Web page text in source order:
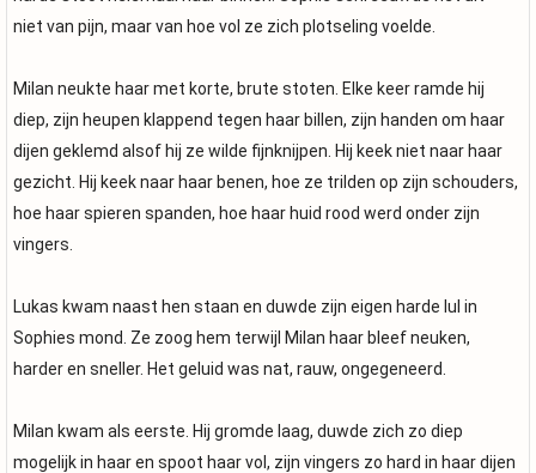
niet van pijn, maar van hoe vol ze zich plotseling voelde.
Milan neukte haar met korte, brute stoten. Elke keer ramde hij
diep, zijn heupen klappend tegen haar billen, zijn handen om haar
dijen geklemd alsof hij ze wilde fijnknijpen. Hij keek niet naar haar
gezicht. Hij keek naar haar benen, hoe ze trilden op zijn schouders,
hoe haar spieren spanden, hoe haar huid rood werd onder zijn
vingers.
Lukas kwam naast hen staan en duwde zijn eigen harde lul in
Sophies mond. Ze zoog hem terwijl Milan haar bleef neuken,
harder en sneller. Het geluid was nat, rauw, ongegeneerd.
Milan kwam als eerste. Hij gromde laag, duwde zich zo diep
mogelijk in haar en spoot haar vol, zijn vingers zo hard in haar dijen